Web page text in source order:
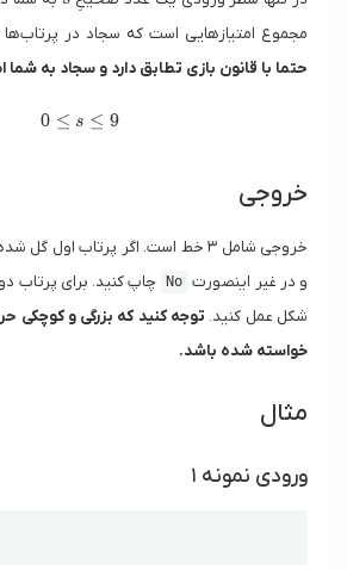
مجموع امتیاز‌هایی است که سجاد در
حتما با قانون بازی تطابق دارد و سجاد به شما
0 \le s \le 9
0 ≤ s ≤ 9
خروجی
خروجی شامل ۳ خط است. اگر پرتاب اول گل شده بود، در خط اول
و در غیر اینصورت No
چاپ کنید. برای
شکل عمل کنید. توجه کنید که بزرگی و کوچکی
خواسته شده باشد.
مثال
ورودی نمونه ۱